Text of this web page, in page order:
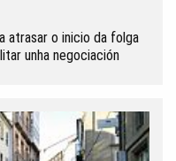
atrasar o inicio da folga
unha negociación